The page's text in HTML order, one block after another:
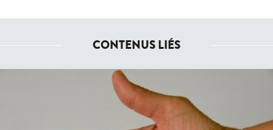
CONTENUS LIÉS